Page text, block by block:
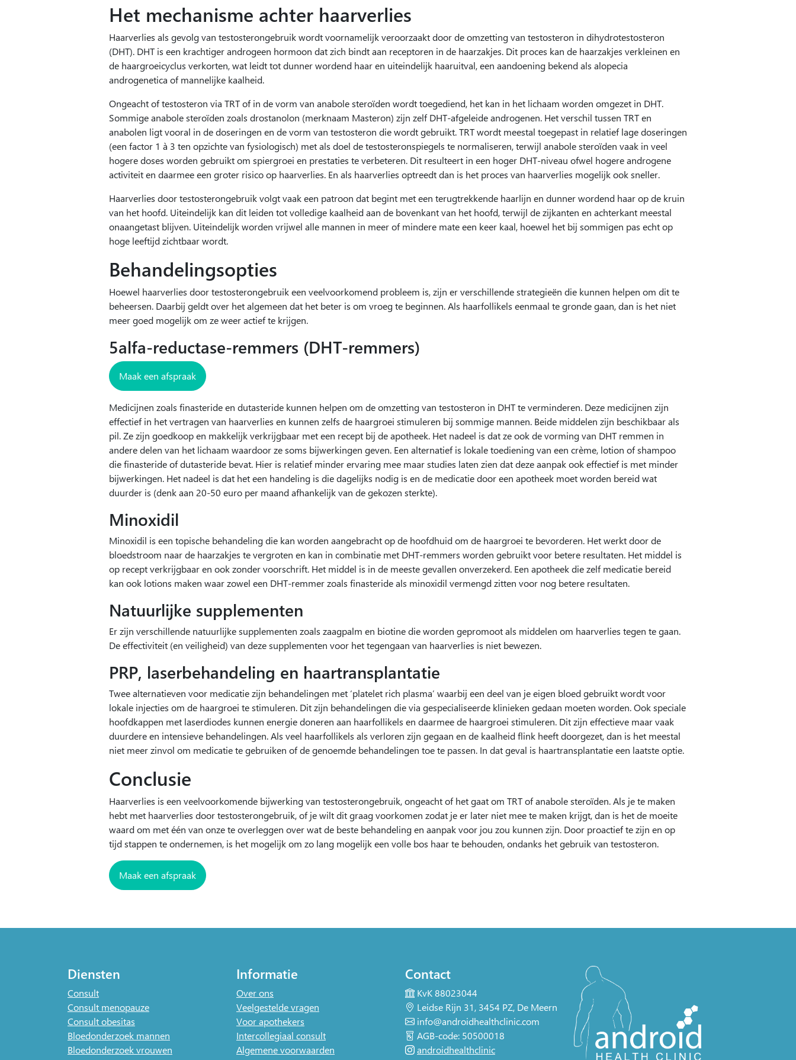
Het mechanisme achter haarverlies
Haarverlies als gevolg van testosterongebruik wordt voornamelijk veroorzaakt door de omzetting van testosteron in dihydrotestosteron
(DHT). DHT is een krachtiger androgeen hormoon dat zich bindt aan receptoren in de haarzakjes. Dit proces kan de haarzakjes verkleinen en
de haargroeicyclus verkorten, wat leidt tot dunner wordend haar en uiteindelijk haaruitval, een aandoening bekend als alopecia
androgenetica of mannelijke kaalheid.
Ongeacht of testosteron via TRT of in de vorm van anabole steroïden wordt toegediend, het kan in het lichaam worden omgezet in DHT.
Sommige anabole steroïden zoals drostanolon (merknaam Masteron) zijn zelf DHT-afgeleide androgenen. Het verschil tussen TRT en
anabolen ligt vooral in de doseringen en de vorm van testosteron die wordt gebruikt. TRT wordt meestal toegepast in relatief lage doseringen
(een factor 1 à 3 ten opzichte van fysiologisch) met als doel de testosteronspiegels te normaliseren, terwijl anabole steroïden vaak in veel
hogere doses worden gebruikt om spiergroei en prestaties te verbeteren. Dit resulteert in een hoger DHT-niveau ofwel hogere androgene
activiteit en daarmee een groter risico op haarverlies. En als haarverlies optreedt dan is het proces van haarverlies mogelijk ook sneller.
Haarverlies door testosterongebruik volgt vaak een patroon dat begint met een terugtrekkende haarlijn en dunner wordend haar op de kruin
van het hoofd. Uiteindelijk kan dit leiden tot volledige kaalheid aan de bovenkant van het hoofd, terwijl de zijkanten en achterkant meestal
onaangetast blijven. Uiteindelijk worden vrijwel alle mannen in meer of mindere mate een keer kaal, hoewel het bij sommigen pas echt op
hoge leeftijd zichtbaar wordt.
Behandelingsopties
Hoewel haarverlies door testosterongebruik een veelvoorkomend probleem is, zijn er verschillende strategieën die kunnen helpen om dit te
beheersen. Daarbij geldt over het algemeen dat het beter is om vroeg te beginnen. Als haarfollikels eenmaal te gronde gaan, dan is het niet
meer goed mogelijk om ze weer actief te krijgen.
5alfa-reductase-remmers (DHT-remmers)
Maak een afspraak
Medicijnen zoals finasteride en dutasteride kunnen helpen om de omzetting van testosteron in DHT te verminderen. Deze medicijnen zijn
effectief in het vertragen van haarverlies en kunnen zelfs de haargroei stimuleren bij sommige mannen. Beide middelen zijn beschikbaar als
pil. Ze zijn goedkoop en makkelijk verkrijgbaar met een recept bij de apotheek. Het nadeel is dat ze ook de vorming van DHT remmen in
andere delen van het lichaam waardoor ze soms bijwerkingen geven. Een alternatief is lokale toediening van een crème, lotion of shampoo
die finasteride of dutasteride bevat. Hier is relatief minder ervaring mee maar studies laten zien dat deze aanpak ook effectief is met minder
bijwerkingen. Het nadeel is dat het een handeling is die dagelijks nodig is en de medicatie door een apotheek moet worden bereid wat
duurder is (denk aan 20-50 euro per maand afhankelijk van de gekozen sterkte).
Minoxidil
Minoxidil is een topische behandeling die kan worden aangebracht op de hoofdhuid om de haargroei te bevorderen. Het werkt door de
bloedstroom naar de haarzakjes te vergroten en kan in combinatie met DHT-remmers worden gebruikt voor betere resultaten. Het middel is
op recept verkrijgbaar en ook zonder voorschrift. Het middel is in de meeste gevallen onverzekerd. Een apotheek die zelf medicatie bereid
kan ook lotions maken waar zowel een DHT-remmer zoals finasteride als minoxidil vermengd zitten voor nog betere resultaten.
Natuurlijke supplementen
Er zijn verschillende natuurlijke supplementen zoals zaagpalm en biotine die worden gepromoot als middelen om haarverlies tegen te gaan.
De effectiviteit (en veiligheid) van deze supplementen voor het tegengaan van haarverlies is niet bewezen.
PRP, laserbehandeling en haartransplantatie
Twee alternatieven voor medicatie zijn behandelingen met ‘platelet rich plasma’ waarbij een deel van je eigen bloed gebruikt wordt voor
lokale injecties om de haargroei te stimuleren. Dit zijn behandelingen die via gespecialiseerde klinieken gedaan moeten worden. Ook speciale
hoofdkappen met laserdiodes kunnen energie doneren aan haarfollikels en daarmee de haargroei stimuleren. Dit zijn effectieve maar vaak
duurdere en intensieve behandelingen. Als veel haarfollikels als verloren zijn gegaan en de kaalheid flink heeft doorgezet, dan is het meestal
niet meer zinvol om medicatie te gebruiken of de genoemde behandelingen toe te passen. In dat geval is haartransplantatie een laatste optie.
Conclusie
Haarverlies is een veelvoorkomende bijwerking van testosterongebruik, ongeacht of het gaat om TRT of anabole steroïden. Als je te maken
hebt met haarverlies door testosterongebruik, of je wilt dit graag voorkomen zodat je er later niet mee te maken krijgt, dan is het de moeite
waard om met één van onze te overleggen over wat de beste behandeling en aanpak voor jou zou kunnen zijn. Door proactief te zijn en op
tijd stappen te ondernemen, is het mogelijk om zo lang mogelijk een volle bos haar te behouden, ondanks het gebruik van testosteron.
Maak een afspraak
Diensten
Consult
Consult menopauze
Consult obesitas
Bloedonderzoek mannen
Bloedonderzoek vrouwen
Informatie
Over ons
Veelgestelde vragen
Voor apothekers
Intercollegiaal consult
Algemene voorwaarden
Contact
KvK 88023044
Leidse Rijn 31, 3454 PZ, De Meern
info@androidhealthclinic.com
AGB-code: 50500018
androidhealthclinic